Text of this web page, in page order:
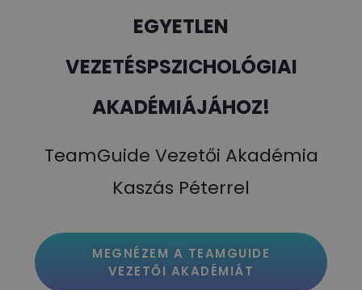
EGYETLEN
VEZETÉSPSZICHOLÓGIAI
AKADÉMIÁJÁHOZ!
TeamGuide Vezetői Akadémia
Kaszás Péterrel
MEGNÉZEM A TEAMGUIDE
VEZETŐI AKADÉMIÁT